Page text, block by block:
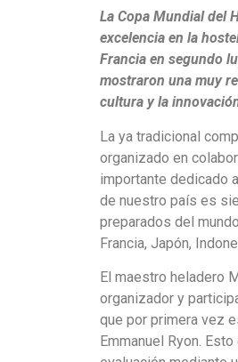
La Copa Mundial del
excelencia en la
Francia en segundo
mostraron una muy
cultura y la
La ya tradicional
organizado en
importante dedicado
de nuestro país es
preparados del
Francia, Japón,
El maestro heladero
organizador y
que por primera vez
Emmanuel Ryon.